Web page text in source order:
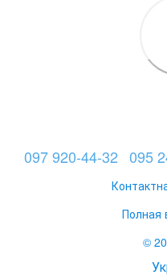
097 920-44-32 095
Полная
©